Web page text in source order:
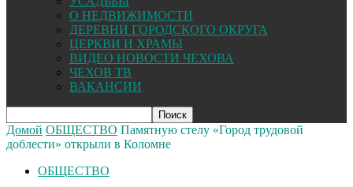
О НЕДВИЖИМОСТИ
ДЕРЕВНИ ГОРОДСКОГО ОКРУГА
ЦЕРКВИ И ХРАМЫ
ВИДЕО НОВОСТИ ЧЕХОВА
ЧЕХОВ ТВ
ВАКАНСИИ
Домой ОБЩЕСТВО Памятную стелу «Город трудовой
доблести» открыли в Коломне
ОБЩЕСТВО